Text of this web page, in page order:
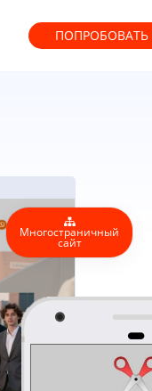
ПОПРОБОВАТЬ
Многостраничный
сайт